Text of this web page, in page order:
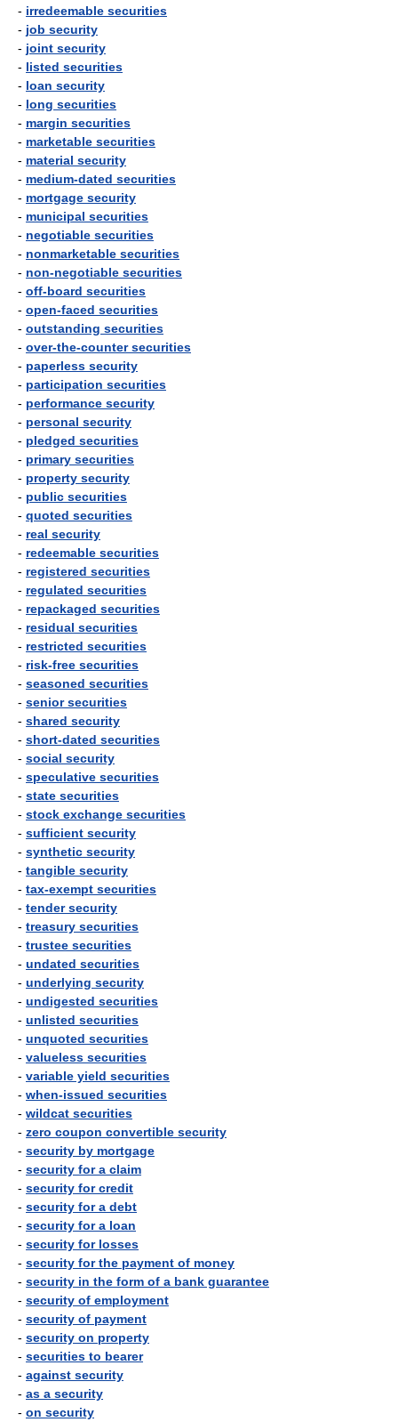
- irredeemable securities
- job security
- joint security
- listed securities
- loan security
- long securities
- margin securities
- marketable securities
- material security
- medium-dated securities
- mortgage security
- municipal securities
- negotiable securities
- nonmarketable securities
- non-negotiable securities
- off-board securities
- open-faced securities
- outstanding securities
- over-the-counter securities
- paperless security
- participation securities
- performance security
- personal security
- pledged securities
- primary securities
- property security
- public securities
- quoted securities
- real security
- redeemable securities
- registered securities
- regulated securities
- repackaged securities
- residual securities
- restricted securities
- risk-free securities
- seasoned securities
- senior securities
- shared security
- short-dated securities
- social security
- speculative securities
- state securities
- stock exchange securities
- sufficient security
- synthetic security
- tangible security
- tax-exempt securities
- tender security
- treasury securities
- trustee securities
- undated securities
- underlying security
- undigested securities
- unlisted securities
- unquoted securities
- valueless securities
- variable yield securities
- when-issued securities
- wildcat securities
- zero coupon convertible security
- security by mortgage
- security for a claim
- security for credit
- security for a debt
- security for a loan
- security for losses
- security for the payment of money
- security in the form of a bank guarantee
- security of employment
- security of payment
- security on property
- securities to bearer
- against security
- as a security
- on security